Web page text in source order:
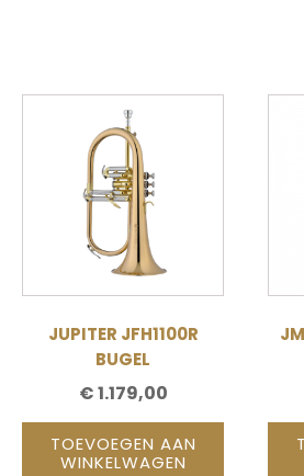
JUPITER JFH1100R
BUGEL
€1.179,00
TOEVOEGEN AAN
WINKELWAGEN